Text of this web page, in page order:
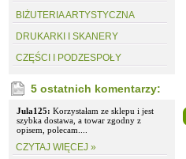
BIŻUTERIA ARTYSTYCZNA
DRUKARKI I SKANERY
CZĘŚCI I PODZESPOŁY
5 ostatnich komentarzy:
Jula125: Korzystałam ze sklepu i jest
szybka dostawa, a towar zgodny z
opisem, polecam....
CZYTAJ WIĘCEJ »